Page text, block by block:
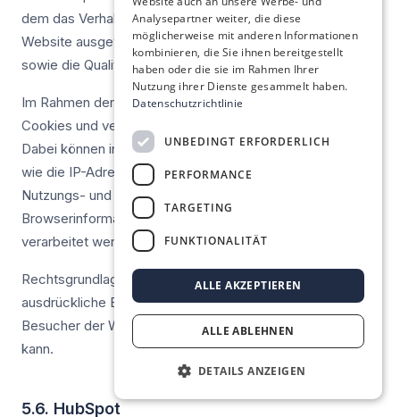
dem das Verhalten der Besucherinnen und Besucher der
Website ausgewertet wird, um die Benutzerfreundlichkeit
sowie die Qualität der Website zu verbessern.
Im Rahmen der Nutzung von Contentsquare werden
Cookies und vergleichbare Technologien eingesetzt.
Dabei können insbesondere personenbezogene Daten
wie die IP-Adresse (gekürzt bzw. pseudonymisiert),
Nutzungs- und Interaktionsdaten, Geräte- und
Browserinformationen sowie pseudonyme Identifikatoren
verarbeitet werden.
Rechtsgrundlage für diese Datenverarbeitung ist die
ausdrückliche Einwilligung der Besucherinnen und
Besucher der Website, die jederzeit widerrufen werden
kann.
5.6. HubSpot
Analysepartner weiter, die diese
möglicherweise mit anderen Informationen
kombinieren, die Sie ihnen bereitgestellt
haben oder die sie im Rahmen Ihrer
Nutzung ihrer Dienste gesammelt haben.
Datenschutzrichtlinie
UNBEDINGT ERFORDERLICH
PERFORMANCE
TARGETING
FUNKTIONALITÄT
ALLE AKZEPTIEREN
ALLE ABLEHNEN
DETAILS ANZEIGEN